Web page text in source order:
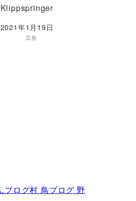
Klippspringer
2021年1月19日
広告